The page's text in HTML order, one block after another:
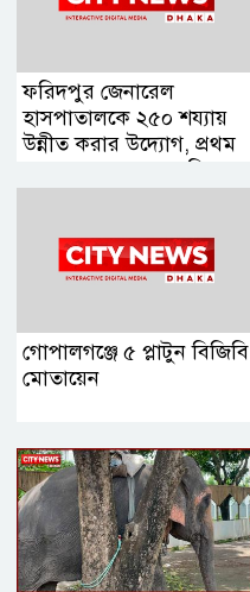
ফরিদপুর জেনারেল
হাসপাতালকে ২৫০ শয্যায়
উন্নীত করার উদ্যোগ, প্রথম
ব্যবস্থাপনা সভায় এমপি
নায়াব ইউসুফ
গোপালগঞ্জে ৫ প্লাটুন বিজিবি
মোতায়েন